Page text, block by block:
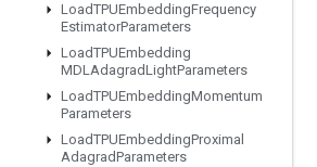
LoadTPUEmbeddingFrequency
EstimatorParameters
LoadTPUEmbedding
MDLAdagradLightParameters
LoadTPUEmbeddingMomentum
Parameters
LoadTPUEmbeddingProximal
AdagradParameters